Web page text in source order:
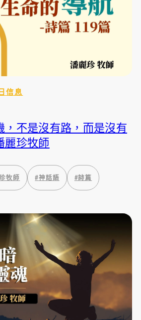
信息
，不是沒有路，而是沒有
麗珍牧師
牧師 #神話語 #詩篇